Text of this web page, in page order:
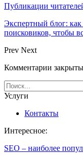
Публикации
Экспертный блог: как
поисковиков, чтобы
Prev Next
Комментарии
Услуги
Контакты
Интересное:
SEO – наиболее